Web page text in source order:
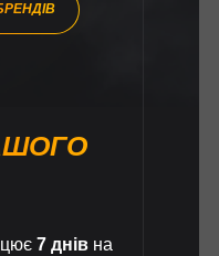
7 днів на